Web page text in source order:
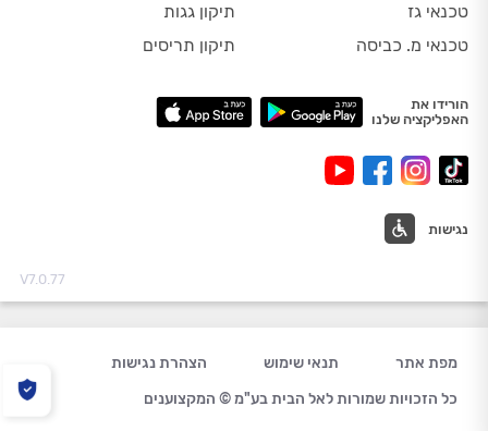
טכנאי גז
טכנאי מ. כביסה
תיקון גגות
תיקון תריסים
הורידו את
האפליקציה שלנו
נגישות
V7.0.77
מפת אתר תנאי שימוש
הצהרת נגישות
כל הזכויות שמורות לאל הבית בע"מ © המקצוענים